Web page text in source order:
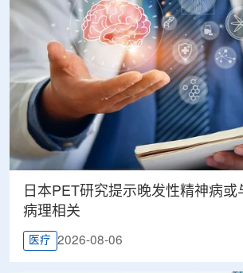
日本PET研究提示晚发性精神病或
病理相关
医疗 2026-08-06